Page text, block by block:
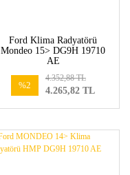
Ford Klima Radyatörü
Mondeo 15> DG9H 19710
AE
%2
4.265,82 TL
4.352,88 TL